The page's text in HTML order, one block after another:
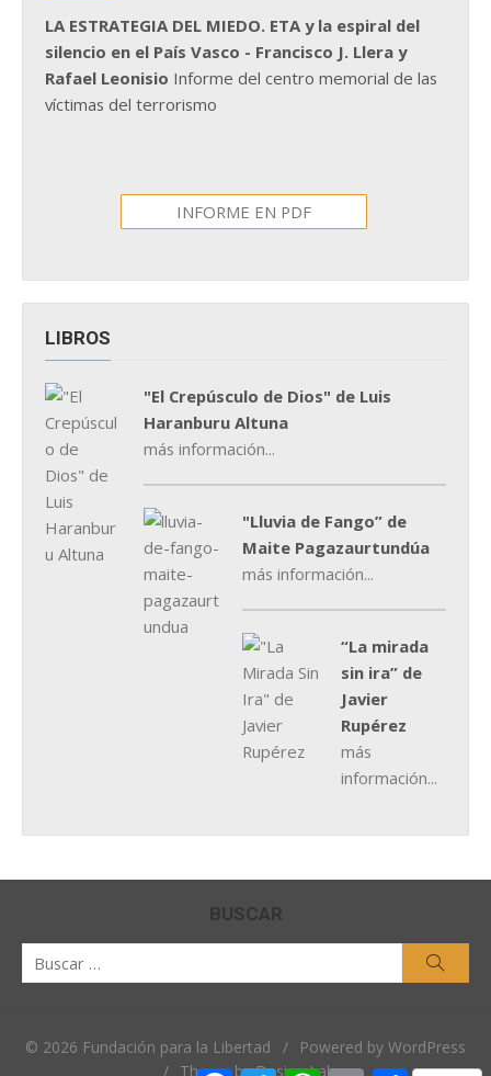
LA ESTRATEGIA DEL MIEDO. ETA y la espiral del
silencio en el País Vasco - Francisco J. Llera y
Rafael Leonisio Informe del centro memorial de las
víctimas del terrorismo
INFORME EN PDF
LIBROS
"El Crepúsculo de Dios" de Luis
Haranburu Altuna
más información...
"Lluvia de Fango” de
Maite Pagazaurtundúa
más información...
“La mirada
sin ira” de
Javier
Rupérez
más
información...
BUSCAR
© 2026 Fundación para la Libertad /
Powered by WordPress
/ Theme by Design Lab